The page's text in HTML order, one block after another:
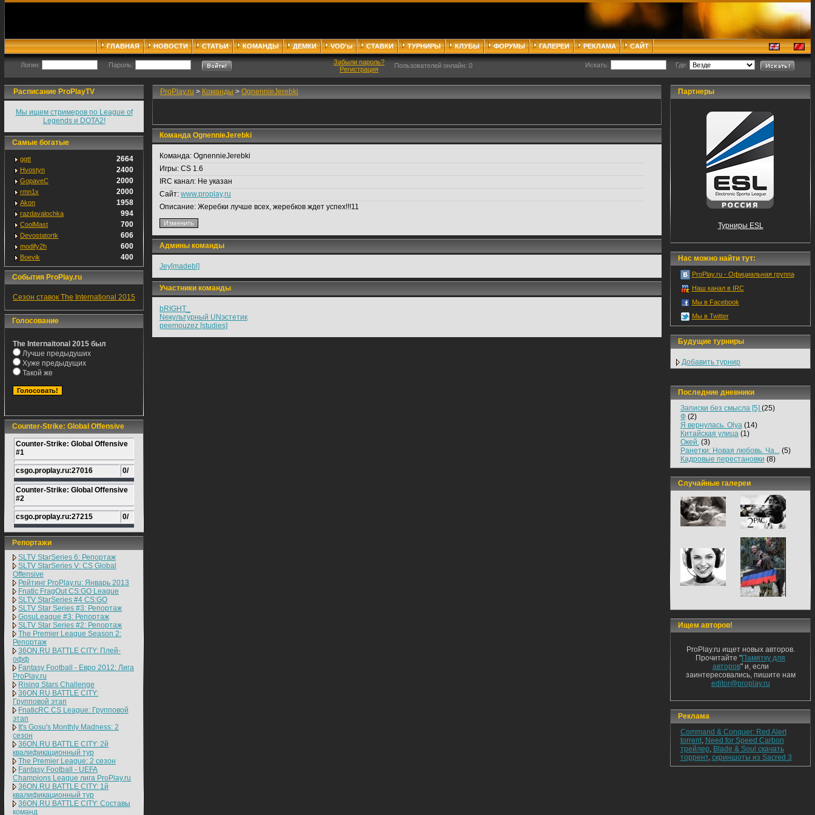
ГЛАВНАЯ НОВОСТИ СТАТЬИ КОМАНДЫ ДЕМКИ VOD'ы СТАВКИ ТУРНИРЫ КЛУБЫ ФОРУМЫ ГАЛЕРЕИ РЕКЛАМА САЙТ
Логин: Пароль:
Забыли пароль?
Регистрация
Пользователей онлайн: 0 Искать: Где:
Расписание ProPlayTV
Мы ищем стримеров по League of
Legends и DOTA2!
Самые богатые
ggtt 2664
Hvostyn 2400
GopaveC 2000
rmn1x 2000
Akon 1958
razdavalochka 994
CoolMast 700
Devostatortk 606
modify2h 600
Boevik 400
События ProPlay.ru
Сезон ставок The International 2015
Голосование
The Internaitonal 2015 был
Лучше предыдуших
Хуже предыдущих
Такой же
Counter-Strike: Global Offensive
Counter-Strike: Global Offensive
#1
csgo.proplay.ru:27016 0/
Counter-Strike: Global Offensive
#2
csgo.proplay.ru:27215 0/
Репортажи
SLTV StarSeries 6: Репортаж
SLTV StarSeries V: CS Global
Offensive
Рейтинг ProPlay.ru: Январь 2013
Fnatic FragOut CS:GO League
SLTV StarSeries #4 CS:GO
SLTV Star Series #3: Репортаж
GosuLeague #3: Репортаж
SLTV Star Series #2: Репортаж
The Premier League Season 2:
Репортаж
36ON.RU BATTLE CITY: Плей-
офф
Fantasy Football - Евро 2012: Лига
ProPlay.ru
Rising Stars Challenge
36ON.RU BATTLE CITY:
Групповой этап
FnaticRC CS League: Групповой
этап
It's Gosu's Monthly Madness: 2
сезон
36ON.RU BATTLE CITY: 2й
квалификационный тур
The Premier League: 2 cезон
Fantasy Football - UEFA
Champions League лига ProPlay.ru
36ON.RU BATTLE CITY: 1й
квалификационный тур
36ON.RU BATTLE CITY: Составы
команд
ProPlay.ru > Команды > OgnennieJerebki
Команда OgnennieJerebki
Команда: OgnennieJerebki
Игры: CS 1.6
IRC канал: Не указан
Сайт: www.proplay,ru
Описание: Жеребки лучше всех, жеребков ждет успех!!!11
Админы команды
Jey[madebl]
Участники команды
bRIGHT_
Nекультурный UNэстетик
peemouzez [studies]
Партнеры
Турниры ESL
Нас можно найти тут:
ProPlay.ru - Официальная группа
Наш канал в IRC
Мы в Facebook
Мы в Twitter
Будущие турниры
Добавить турнир
Последние дневники
Записки без смысла [5] (25)
Ф(2)
Я вернулась. Olya(14)
Китайская улица(1)
Окей.(3)
Ранетки: Новая любовь. Ча...(5)
Кадровые перестановки (8)
Случайные галереи
Ищем авторов!
ProPlay.ru ищет новых авторов.
Прочитайте "Памятку для
авторов" и, если
заинтересовались, пишите нам
editor@proplay.ru
Реклама
Command & Conquer: Red Alert
torrent, Need for Speed Carbon
трейлер, Blade & Soul скачать
торрент, скриншоты из Sacred 3